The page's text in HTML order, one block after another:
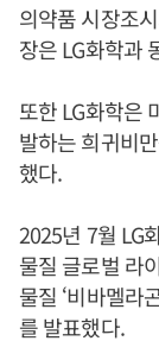
의약품 시장조
장은 LG화학과
또한 LG화학은
발하는 희귀비
했다.
2025년 7월 LG
물질 글로벌 라
물질 ‘비바멜라
를 발표했다.